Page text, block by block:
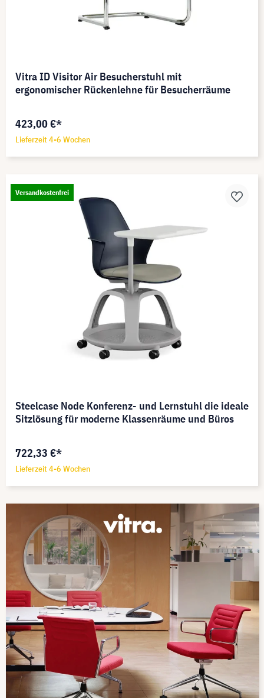
Vitra ID Visitor Air Besucherstuhl mit
ergonomischer Rückenlehne für Besucherräume
423,00 €*
Lieferzeit 4-6 Wochen
Versandkostenfrei
Steelcase Node Konferenz- und Lernstuhl die ideale
Sitzlösung für moderne Klassenräume und Büros
722,33 €*
Lieferzeit 4-6 Wochen